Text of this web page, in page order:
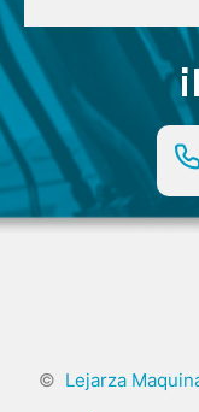
© Lejarza